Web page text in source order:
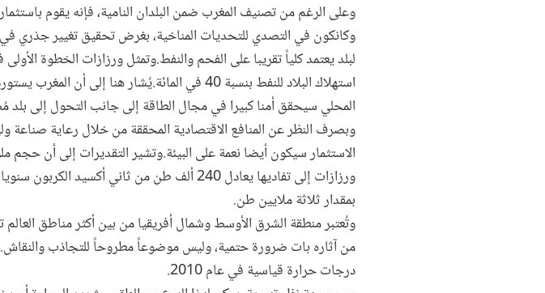
وعلى الرغم من تصنيف المغرب ضمن البلدان النامية، فإنه يقوم
وكانكون في التصدي للتحديات المناخية، بغرض تحقيق تغيير جذري في
المحلي سيحقق أمنا كبيرا في مجال الطاقة إلى جانب التحول إلى بلد
وبصرف النظر عن المنافع الاقتصادية المحققة من خلال رعاية
الاستثمار سيكون أيضا نعمة على البيئة.وتشير التقديرات إلى أن
ورزازات إلى تفاديها يعادل 240 ألف طن من ثاني
بمقدار ثلاثة ملايين طن.
وتُعتبر منطقة الشرق الأوسط وشمال أفريقيا من بين أكثر مناطق
من آثاره بات ضرورة حتمية، وليس موضوعاً مطروحاً للتجاذب
درجات حرارة قياسية في عام 2010.